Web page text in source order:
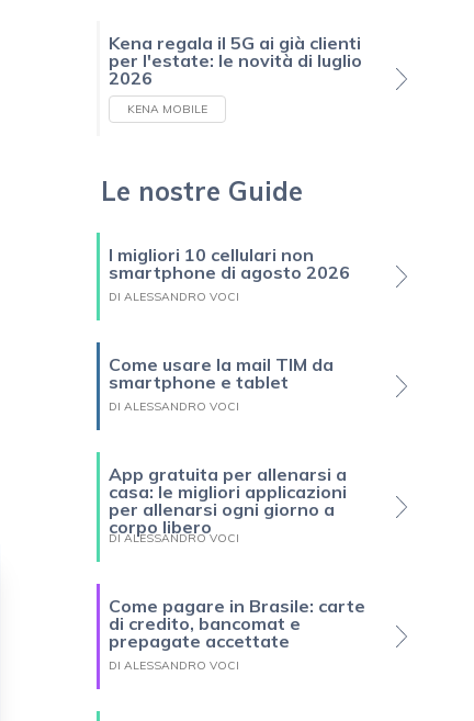
Kena regala il 5G ai già clienti
per l'estate: le novità di luglio
2026
KENA MOBILE
Le nostre Guide
I migliori 10 cellulari non
smartphone di agosto 2026
DI ALESSANDRO VOCI
Come usare la mail TIM da
smartphone e tablet
DI ALESSANDRO VOCI
App gratuita per allenarsi a
casa: le migliori applicazioni
per allenarsi ogni giorno a
corpo libero
DI ALESSANDRO VOCI
Come pagare in Brasile: carte
di credito, bancomat e
prepagate accettate
DI ALESSANDRO VOCI